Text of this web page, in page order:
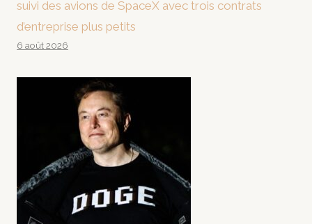
suivi des avions de SpaceX avec trois contrats
d’entreprise plus petits
6 août 2026